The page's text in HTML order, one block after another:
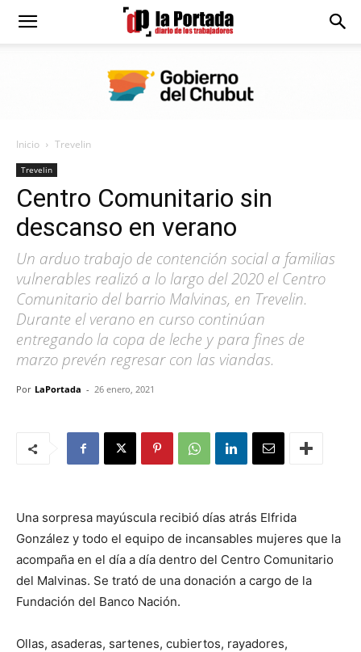
Diario
Portada
Inicio Trevelin
Trevelin
Centro Comunitario sin
descanso en verano
Un arduo trabajo de contención social a familias
vulnerables realizó a lo largo del 2020 el Centro
Comunitario del barrio Malvinas, en Trevelin.
Durante el verano en curso continúan
entregando la copa de leche y para fines de
marzo prevén regresar con las viandas.
Por LaPortada - 26 enero, 2021
Una sorpresa mayúscula recibió días atrás Elfrida
González y todo el equipo de incansables mujeres que la
acompaña en el día a día dentro del Centro Comunitario
del Malvinas. Se trató de una donación a cargo de la
Fundación del Banco Nación.
Ollas, asaderas, sartenes, cubiertos, rayadores,